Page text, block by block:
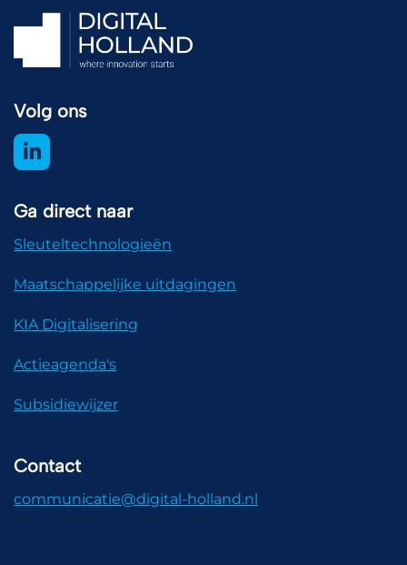
Volg ons
Ga direct naar
Sleuteltechnologieën
Maatschappelijke uitdagingen
KIA Digitalisering
Actieagenda's
Subsidiewijzer
Contact
communicatie@digital-holland.nl